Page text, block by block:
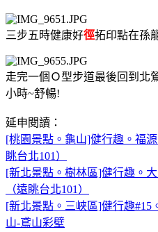
三步五時健康好徑拓印點在孫
走完一個Ｏ型步道最後回到北
小時~舒暢!
延申閱讀：
[桃園景點。龜山]健行趣。福
眺台北101）
[新北景點。樹林區]健行趣。
（遠眺台北101）
[新北景點。三峽區]健行趣#15
山-鳶山彩壁